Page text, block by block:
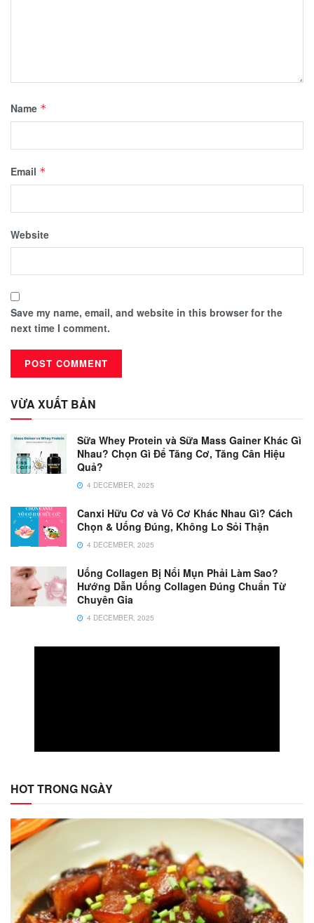
Name *
Email *
Website
Save my name, email, and website in this browser for the
next time I comment.
VỪA XUẤT BẢN
Sữa Whey Protein và Sữa Mass Gainer Khác Gì
Nhau? Chọn Gì Để Tăng Cơ, Tăng Cân Hiệu
Quả?
4 DECEMBER, 2025
Canxi Hữu Cơ và Vô Cơ Khác Nhau Gì? Cách
Chọn & Uống Đúng, Không Lo Sỏi Thận
4 DECEMBER, 2025
Uống Collagen Bị Nổi Mụn Phải Làm Sao?
Hướng Dẫn Uống Collagen Đúng Chuẩn Từ
Chuyên Gia
4 DECEMBER, 2025
HOT TRONG NGÀY